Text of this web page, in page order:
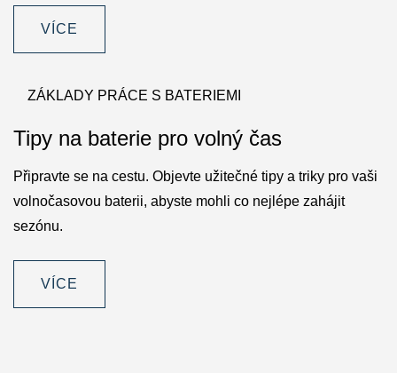
VÍCE
ZÁKLADY PRÁCE S BATERIEMI
Tipy na baterie pro volný čas
Připravte se na cestu. Objevte užitečné tipy a triky pro vaši
volnočasovou baterii, abyste mohli co nejlépe zahájit
sezónu.
VÍCE